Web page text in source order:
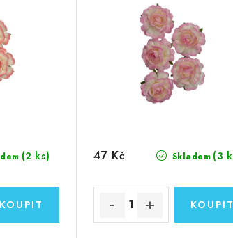
(2 ks) Skladem (3
47 Kč